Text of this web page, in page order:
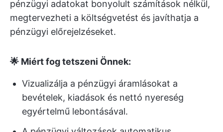
pénzügyi adatokat bonyolult számítások nélkül,
megtervezheti a költségvetést és javíthatja a
pénzügyi előrejelzéseket.
🌟 Miért fog tetszeni Önnek:
Vizualizálja a pénzügyi áramlásokat a
bevételek, kiadások és nettó nyereség
egyértelmű lebontásával.